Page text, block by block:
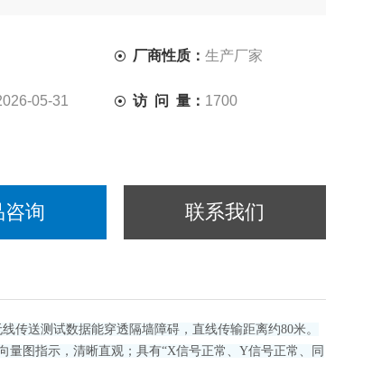
厂商性质：生产厂家
05-31 访 问 量： 1700
咨询 联系我们
传送测试数据能穿透隔墙障碍，直线传输距离约80米。
量图指示 ，清晰直观；具有“X信号正常、Y信号正常、同